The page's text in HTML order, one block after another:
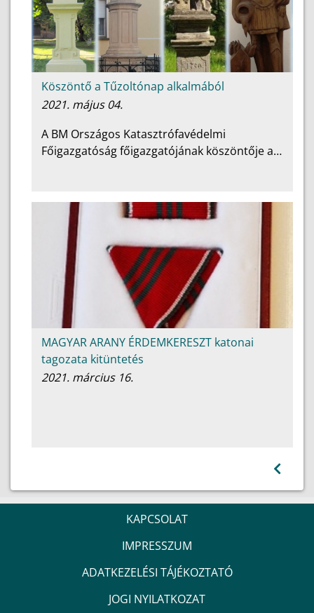
Köszöntő a Tűzoltónap alkalmából
2021. május 04.
A BM Országos Katasztrófavédelmi
Főigazgatóság főigazgatójának köszöntője a…
MAGYAR ARANY ÉRDEMKERESZT katonai
tagozata kitüntetés
2021. március 16.
KAPCSOLAT
IMPRESSZUM
ADATKEZELÉSI TÁJÉKOZTATÓ
JOGI NYILATKOZAT